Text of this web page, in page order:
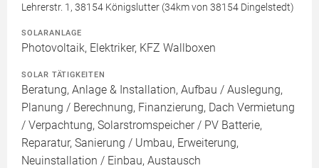
Lehrerstr. 1, 38154 Königslutter (34km von 38154 Dingelstedt)
SOLARANLAGE
Photovoltaik, Elektriker, KFZ Wallboxen
SOLAR TÄTIGKEITEN
Beratung, Anlage & Installation, Aufbau / Auslegung,
Planung / Berechnung, Finanzierung, Dach Vermietung
/ Verpachtung, Solarstromspeicher / PV Batterie,
Reparatur, Sanierung / Umbau, Erweiterung,
Neuinstallation / Einbau, Austausch